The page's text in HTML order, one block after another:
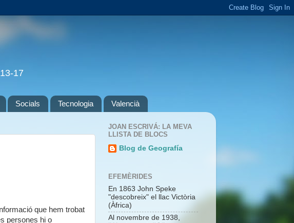
17
Socials Tecnologia Valencià
que hem trobat
persones hi o
JOAN ESCRIVÁ: LA MEVA
LLISTA DE BLOCS
Blog de Geografía
EFEMÈRIDES
En 1863 John Speke
"descobreix" el llac Victòria
(Àfrica)
Al novembre de 1938,